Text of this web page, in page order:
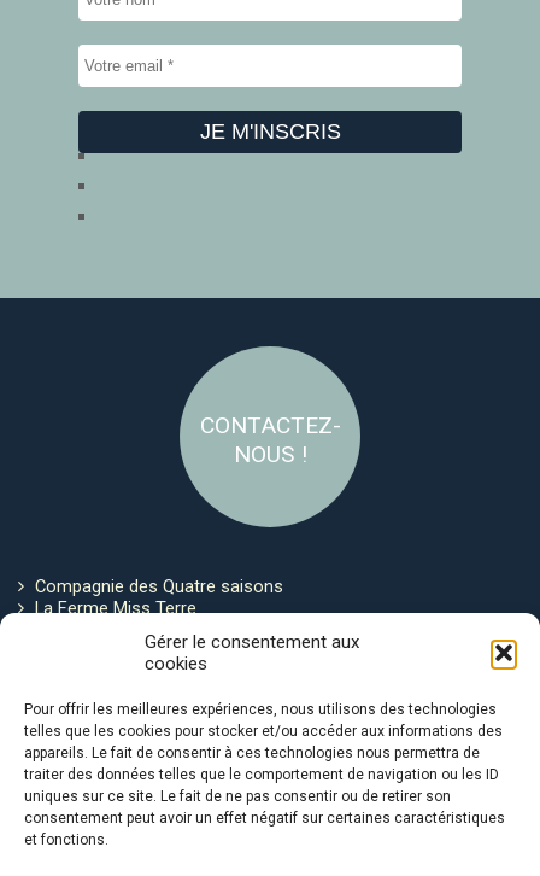
Gérer le consentement aux
cookies
Pour offrir les meilleures expériences, nous utilisons des technologies
telles que les cookies pour stocker et/ou accéder aux informations des
appareils. Le fait de consentir à ces technologies nous permettra de
traiter des données telles que le comportement de navigation ou les ID
uniques sur ce site. Le fait de ne pas consentir ou de retirer son
consentement peut avoir un effet négatif sur certaines caractéristiques
et fonctions.
CONTACTEZ-
NOUS !
Compagnie des Quatre saisons
La Ferme Miss Terre
Politique de cookies